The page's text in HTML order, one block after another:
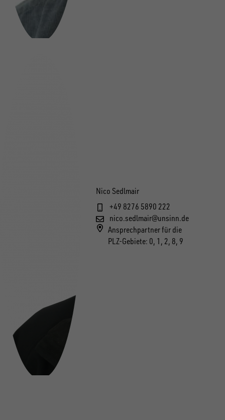
Nico Sedlmair
+49 8276 5890 222
nico.sedlmair@unsinn.de
Ansprechpartner für die
PLZ-Gebiete: 0, 1, 2, 8, 9